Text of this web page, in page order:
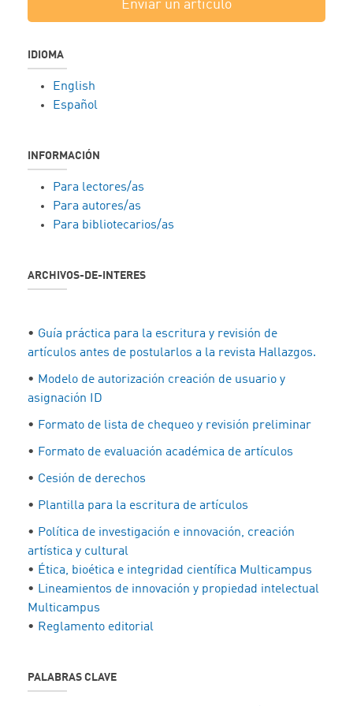
Enviar un artículo
IDIOMA
English
Español
INFORMACIÓN
Para lectores/as
Para autores/as
Para bibliotecarios/as
ARCHIVOS-DE-INTERES
• Guía práctica para la escritura y revisión de
artículos antes de postularlos a la revista Hallazgos.
• Modelo de autorización creación de usuario y
asignación ID
• Formato de lista de chequeo y revisión preliminar
• Formato de evaluación académica de artículos
• Cesión de derechos
• Plantilla para la escritura de artículos
• Política de investigación e innovación, creación
artística y cultural
• Ética, bioética e integridad científica Multicampus
• Lineamientos de innovación y propiedad intelectual
Multicampus
• Reglamento editorial
PALABRAS CLAVE